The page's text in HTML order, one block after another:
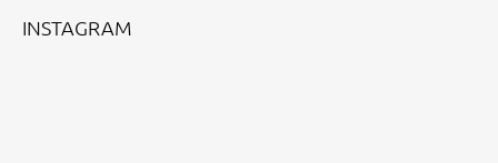
INSTAGRAM